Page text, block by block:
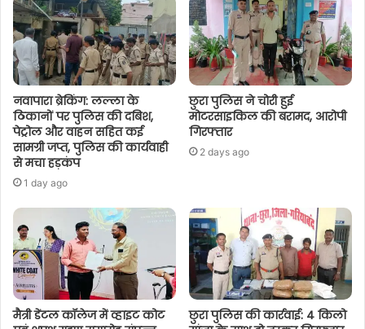
नवापारा ब्रेकिंग: लल्ला के
ठिकानों पर पुलिस की दबिश,
पेट्रोल और वाहन सहित कई
सामग्री जप्त, पुलिस की कार्यवाही
से मचा हड़कंप
1 day ago
छुरा पुलिस ने चोरी हुई
मोटरसाइकिल की बरामद, आरोपी
गिरफ्तार
2 days ago
मैत्री डेंटल कॉलेज में व्हाइट कोट
छुरा पुलिस की कार्रवाई: 4 किलो